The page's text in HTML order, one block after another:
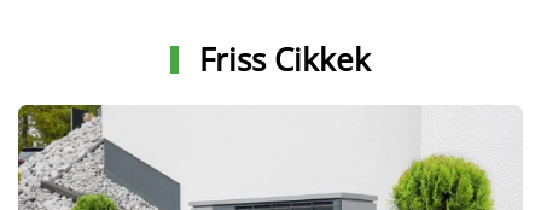
Friss Cikkek